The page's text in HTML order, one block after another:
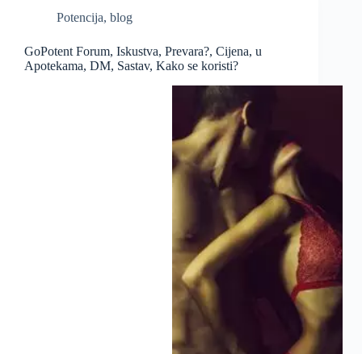
Potencija, blog
GoPotent Forum, Iskustva, Prevara?, Cijena, u
Apotekama, DM, Sastav, Kako se koristi?